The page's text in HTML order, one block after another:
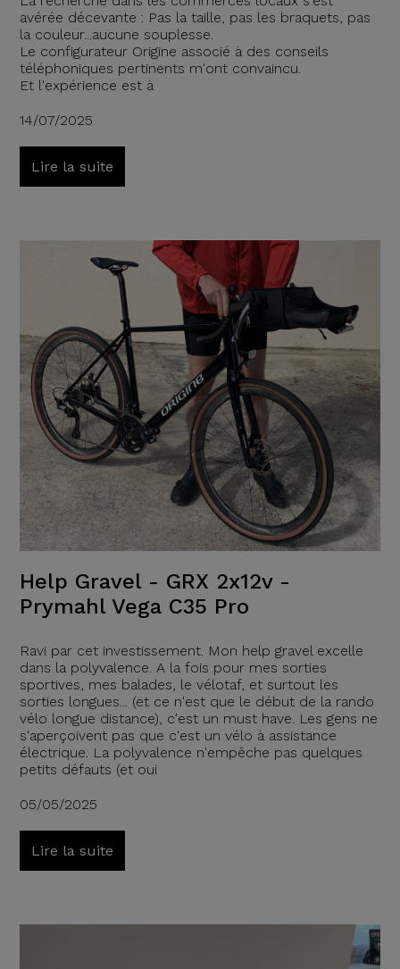
avérée décevante : Pas la taille, pas les braquets, pas
la couleur...aucune souplesse.
Le configurateur Origine associé à des conseils
téléphoniques pertinents m'ont convaincu.
Et l'expérience est à
14/07/2025
Lire la suite
Help Gravel - GRX 2x12v -
Prymahl Vega C35 Pro
Ravi par cet investissement. Mon help gravel excelle
dans la polyvalence. A la fois pour mes sorties
sportives, mes balades, le vélotaf, et surtout les
sorties longues... (et ce n'est que le début de la rando
vélo longue distance), c'est un must have. Les gens ne
s'aperçoivent pas que c'est un vélo à assistance
électrique. La polyvalence n'empêche pas quelques
petits défauts (et oui
05/05/2025
Lire la suite